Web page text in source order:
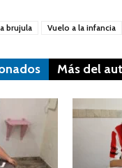
brujula Vuelo a la infancia
Más del